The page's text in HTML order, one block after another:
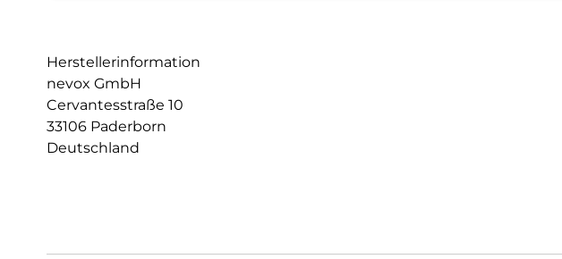
Herstellerinformation
nevox GmbH
Cervantesstraße 10
33106 Paderborn
Deutschland